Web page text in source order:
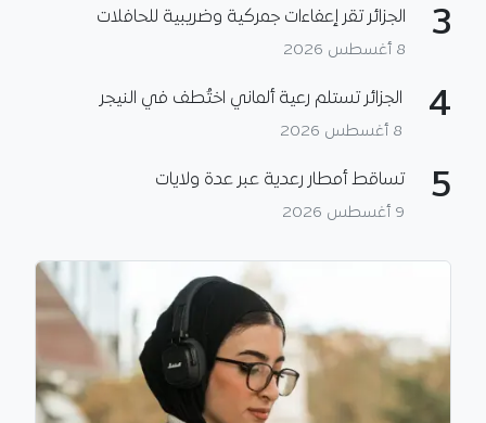
3 الجزائر تقر إعفاءات جمركية وضريبية للحافلات
8 أغسطس 2026
4 الجزائر تستلم رعية ألماني اختُطف في النيجر
8 أغسطس 2026
5 تساقط أمطار رعدية عبر عدة ولايات
9 أغسطس 2026